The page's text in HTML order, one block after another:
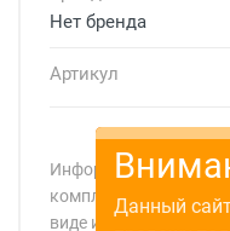
Нет бренда
Артикул
Информация о
комплекте поставки,
виде и цвете товара
Данный